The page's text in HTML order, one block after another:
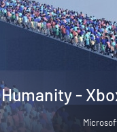
Humanity -